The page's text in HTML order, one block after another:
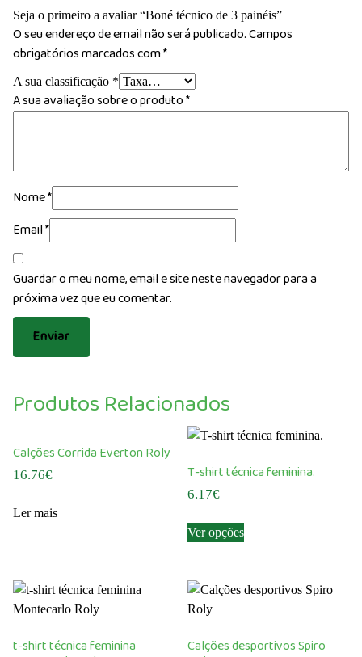
Seja o primeiro a avaliar “Boné técnico de 3 painéis”
O seu endereço de email não será publicado.Campos
obrigatórios marcados com*
A sua classificação *
A sua avaliação sobre o produto*
Nome*
Email*
Guardar o meu nome, email e site neste navegador para a
próxima vez que eu comentar.
Produtos Relacionados
Calções Corrida Everton Roly
16.76€
Ler mais
T-shirt técnica feminina.
6.17€
Ver opçõesproduct
variants.
may
t-shirt técnica feminina Calções desportivos Spiro